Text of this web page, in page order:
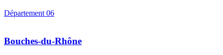
Département 06
Bouches-du-Rhône